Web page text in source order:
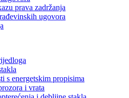
prava zadržanja
ugovora
s energetskim propisima
i vrata